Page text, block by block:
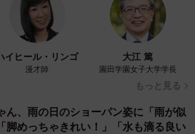
イヒール・リンゴ
漫才師
大江 篤
園田学園女子大学学長
もっと見る
ん、雨の日のショーパン姿に「雨が似
脚めっちゃきれい！」「水も滴る良い